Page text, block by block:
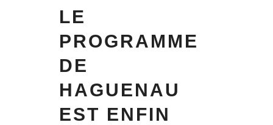
LE
PROGRAMME
DE
HAGUENAU
EST ENFIN